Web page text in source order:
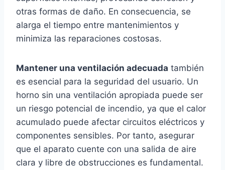
otras formas de daño. En consecuencia, se
alarga el tiempo entre mantenimientos y
minimiza las reparaciones costosas.
Mantener una ventilación adecuada también
es esencial para la seguridad del usuario. Un
horno sin una ventilación apropiada puede ser
un riesgo potencial de incendio, ya que el calor
acumulado puede afectar circuitos eléctricos y
componentes sensibles. Por tanto, asegurar
que el aparato cuente con una salida de aire
clara y libre de obstrucciones es fundamental.